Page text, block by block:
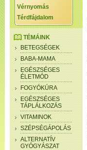
Vérnyomás
Térdfájdalom
TÉMÁINK
BETEGSÉGEK
BABA-MAMA
EGÉSZSÉGES
ÉLETMÓD
FOGYÓKÚRA
EGÉSZSÉGES
TÁPLÁLKOZÁS
VITAMINOK
SZÉPSÉGÁPOLÁS
ALTERNATÍV
GYÓGYÁSZAT